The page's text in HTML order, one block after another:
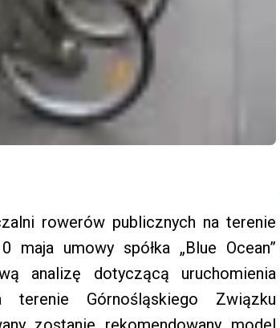
rowerów publicznych na terenie
maja umowy spółka „Blue Ocean”
analizę dotyczącą uruchomienia
terenie Górnośląskiego Związku